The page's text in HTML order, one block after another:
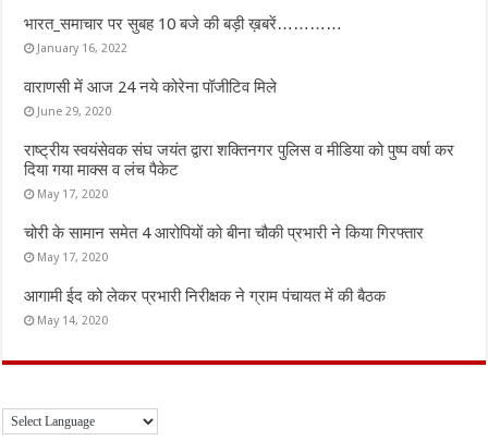
भारत_समाचार पर सुबह 10 बजे की बड़ी ख़बरें…………
January 16, 2022
वाराणसी में आज 24 नये कोरेना पॉजीटिव मिले
June 29, 2020
राष्ट्रीय स्वयंसेवक संघ जयंत द्वारा शक्तिनगर पुलिस व मीडिया को पुष्प वर्षा कर
दिया गया माक्स व लंच पैकेट
May 17, 2020
चोरी के सामान समेत 4 आरोपियों को बीना चौकी प्रभारी ने किया गिरफ्तार
May 17, 2020
आगामी ईद को लेकर प्रभारी निरीक्षक ने ग्राम पंचायत में की बैठक
May 14, 2020